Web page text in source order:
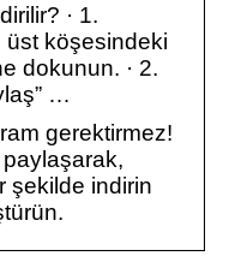
· 1.
üst köşesindeki
dokunun. · 2.
…
gerektirmez!
paylaşarak,
şekilde indirin